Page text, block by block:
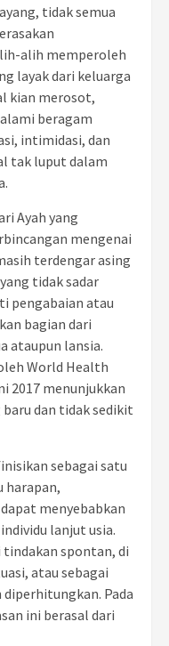
tidak semua
alih memperoleh
layak dari keluarga
kian merosot,
beragam
intimidasi, dan
tak luput dalam
Ayah yang
mengenai
terdengar asing
tidak sadar
pengabaian atau
bagian dari
ataupun lansia.
World Health
2017 menunjukkan
dan tidak sedikit
sebagai satu
harapan,
menyebabkan
lanjut usia.
tindakan spontan, di
atau sebagai
Pada
ini berasal dari